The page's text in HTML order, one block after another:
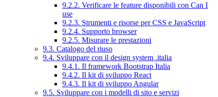
9.2.2. Verificare le feature disponibili con Can I
use
9.2.3. Strumenti e risorse per CSS e JavaScript
9.2.4. Supporto browser
9.2.5. Misurare le prestazioni
9.3. Catalogo del riuso
9.4. Sviluppare con il design system .italia
9.4.1. Il framework Bootstrap Italia
9.4.2. Il kit di sviluppo React
9.4.3. Il kit di sviluppo Angular
9.5. Sviluppare con i modelli di sito e servizi